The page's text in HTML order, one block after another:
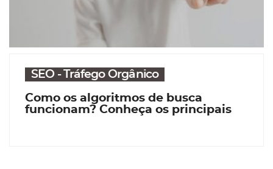
SEO - Tráfego Orgânico
Como os algoritmos de busca
funcionam? Conheça os principais